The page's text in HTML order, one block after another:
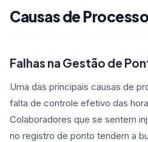
Causas de
Falhas na Gestão de
Uma das principais causas de
falta de controle efetivo das
Colaboradores que se sentem
no registro de ponto tendem a